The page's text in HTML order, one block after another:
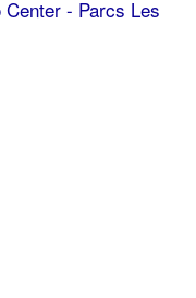
Center - Parcs Les